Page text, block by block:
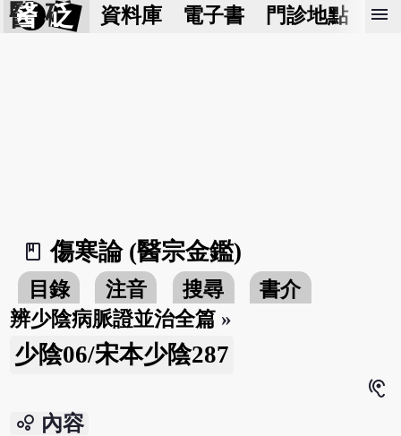
醫 砭 資料庫 電子書 門診地點 預
menu
book_2
傷寒論 (醫宗金鑑)
目錄 注音 搜尋
書介
辨少陰病脈證並治全篇 »
少陰06/宋本少陰287
hearing
bubble_chart 內容